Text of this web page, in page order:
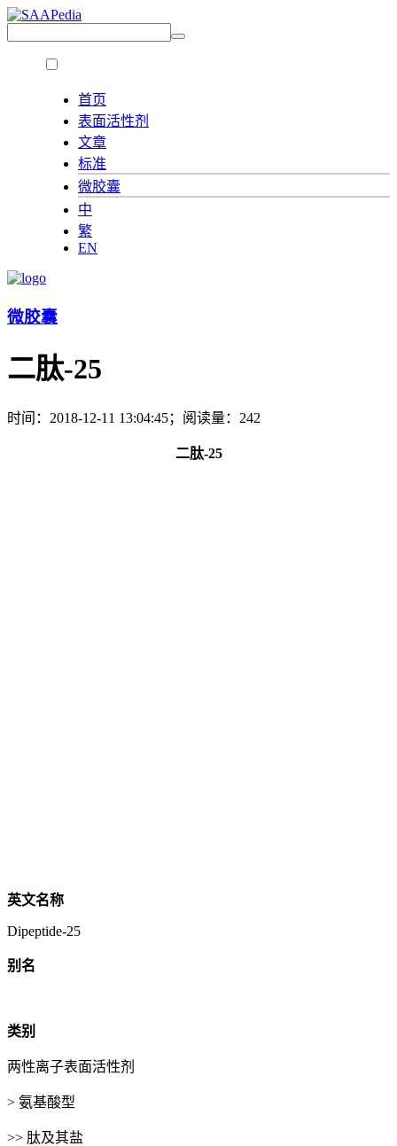
首页
表面活性剂
文章
标准
微胶囊
中
繁
EN
微胶囊
二肽-25
时间：2018-12-11 13:04:45；阅读量：242
二肽-25
英文名称
Dipeptide-25
别名
类别
两性离子表面活性剂
> 氨基酸型
>> 肽及其盐